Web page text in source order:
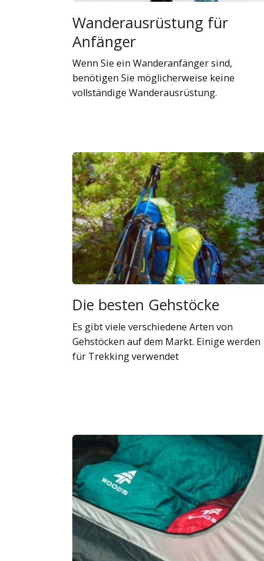
Wanderausrüstung für
Anfänger
Wenn Sie ein Wanderanfänger sind,
benötigen Sie möglicherweise keine
vollständige Wanderausrüstung.
Die besten Gehstöcke
Es gibt viele verschiedene Arten von
Gehstöcken auf dem Markt. Einige werden
für Trekking verwendet